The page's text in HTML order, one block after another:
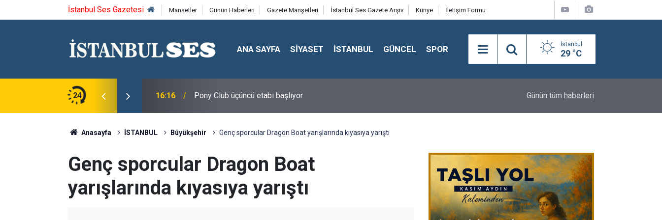
İstanbul Ses Gazetesi Manşetler Günün Haberleri Gazete Manşetleri İstanbul Ses Gazete Arşiv Künye İletişim Formu
ANA SAYFA SİYASET İSTANBUL GÜNCEL SPOR İstanbul
29 °C
24
Yine Eşitsizlik Oldu" 16:16 Pony Club üçüncü etabı başlıyor Adnan Demirci ve Nevaf Bilek, Hakkari İl
Günün tüm haberleri
Anasayfa İSTANBUL Büyükşehir Genç sporcular Dragon Boat yarışlarında kıyasıya yarıştı
Genç sporcular Dragon Boat
yarışlarında kıyasıya yarıştı